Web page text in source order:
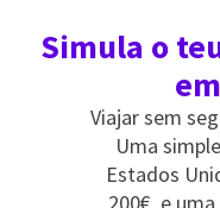
Simula o
Viajar sem
Uma
Estados